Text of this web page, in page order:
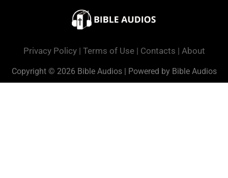
Privacy Policy| Terms of Use| Contacts | About
Copyright © 2026 Bible Audios | Powered by Bible Audios